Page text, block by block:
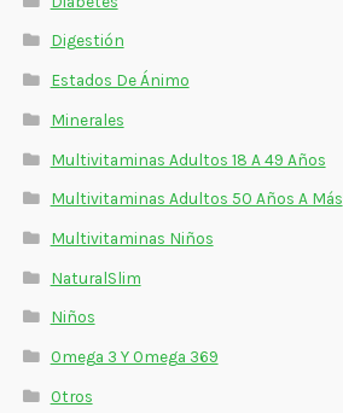
Digestión
Estados De Ánimo
Minerales
Multivitaminas Adultos 18 A 49 Años
Multivitaminas Adultos 50 Años A Más
Multivitaminas Niños
NaturalSlim
Niños
Omega 3 Y Omega 369
Otros